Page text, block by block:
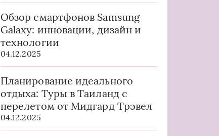
Обзор смартфонов Samsung
Galaxy: инновации, дизайн и
технологии
04.12.2025
Планирование идеального
отдыха: Туры в Таиланд с
перелетом от Мидгард Трэвел
04.12.2025